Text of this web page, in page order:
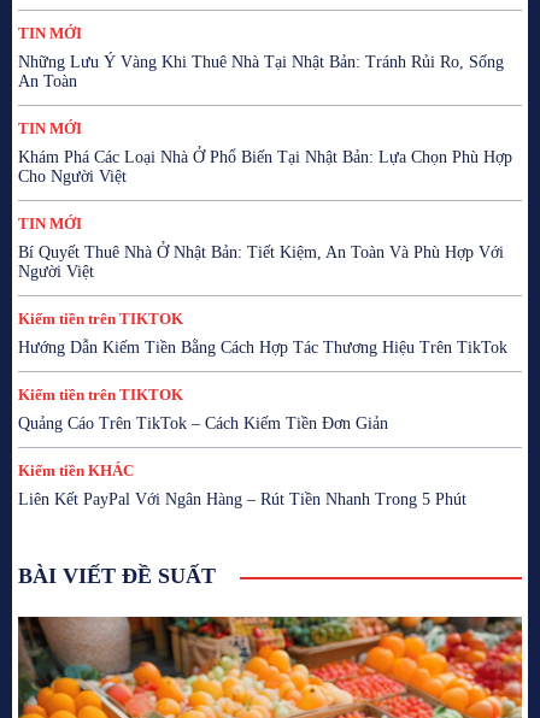
TIN MỚI
Những Lưu Ý Vàng Khi Thuê Nhà Tại Nhật Bản: Tránh Rủi Ro, Sống
An Toàn
TIN MỚI
Khám Phá Các Loại Nhà Ở Phổ Biến Tại Nhật Bản: Lựa Chọn Phù Hợp
Cho Người Việt
TIN MỚI
Bí Quyết Thuê Nhà Ở Nhật Bản: Tiết Kiệm, An Toàn Và Phù Hợp Với
Người Việt
Kiếm tiền trên TIKTOK
Hướng Dẫn Kiếm Tiền Bằng Cách Hợp Tác Thương Hiệu Trên TikTok
Kiếm tiền trên TIKTOK
Quảng Cáo Trên TikTok – Cách Kiếm Tiền Đơn Giản
Kiếm tiền KHÁC
Liên Kết PayPal Với Ngân Hàng – Rút Tiền Nhanh Trong 5 Phút
BÀI VIẾT ĐỀ SUẤT